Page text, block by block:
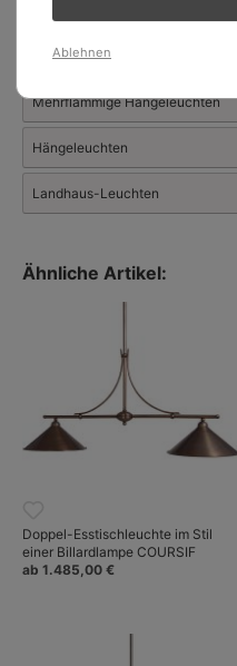
Stab- und Rohrpendelleuchten
Mehrflammige Hängeleuchten
Hängeleuchten
Landhaus-Leuchten
Ähnliche Artikel:
Doppel-Esstischleuchte im Stil
einer Billardlampe COURSIF
ab 1.485,00 €
Ablehnen